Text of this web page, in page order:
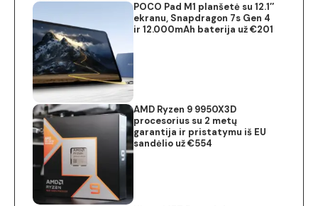
POCO Pad M1 planšetė su 12.1″
ekranu, Snapdragon 7s Gen 4
ir 12.000mAh baterija už €201
AMD Ryzen 9 9950X3D
procesorius su 2 metų
garantija ir pristatymu iš EU
sandėlio už €554